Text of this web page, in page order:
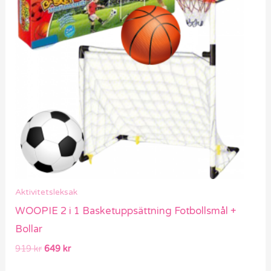
Aktivitetsleksak
WOOPIE 2 i 1 Basketuppsättning Fotbollsmål +
Bollar
919kr 649kr